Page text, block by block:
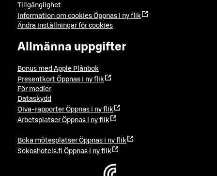
Tillgänglighet
Information om cookies Öppnas i ny flik
Ändra inställningar för cookies
Allmänna uppgifter
Bonus med Apple Plånbok
Presentkort Öppnas i ny flik
För medier
Dataskydd
Oiva-rapporter Öppnas i ny flik
Arbetsplatser Öppnas i ny flik
Boka mötesplatser Öppnas i ny flik
Sokoshotels.fi Öppnas i ny flik